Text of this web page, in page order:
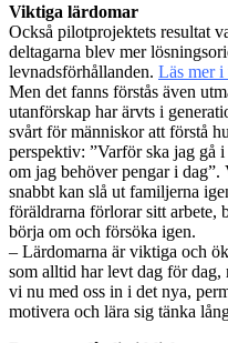
Viktiga lärdomar
Också pilotprojektets resultat
deltagarna blev mer
levnadsförhållanden. Läs mer i
Men det fanns förstås även
utanförskap har ärvts i
svårt för människor att förstå
perspektiv: ”Varför ska jag gå
om jag behöver pengar i
snabbt kan slå ut familjerna
föräldrarna förlorar sitt arbete,
börja om och försöka igen.
– Lärdomarna är viktiga och
som alltid har levt dag för dag,
vi nu med oss in i det nya,
motivera och lära sig tänka